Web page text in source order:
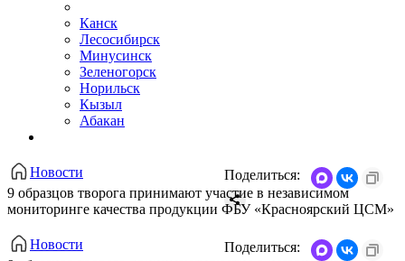
Канск
Лесосибирск
Минусинск
Зеленогорск
Норильск
Кызыл
Абакан
Новости
9 образцов творога принимают участие в независимом
мониторинге качества продукции ФБУ «Красноярский ЦСМ»
Поделиться:
Новости
Поделиться: